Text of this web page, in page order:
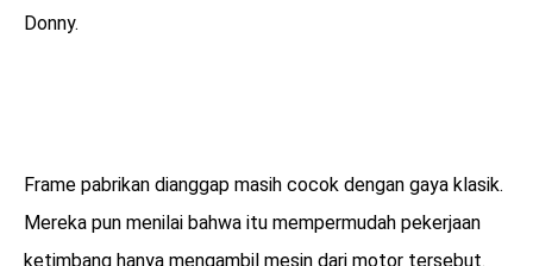
Donny.
Frame pabrikan dianggap masih cocok dengan gaya klasik.
Mereka pun menilai bahwa itu mempermudah pekerjaan
ketimbang hanya mengambil mesin dari motor tersebut.